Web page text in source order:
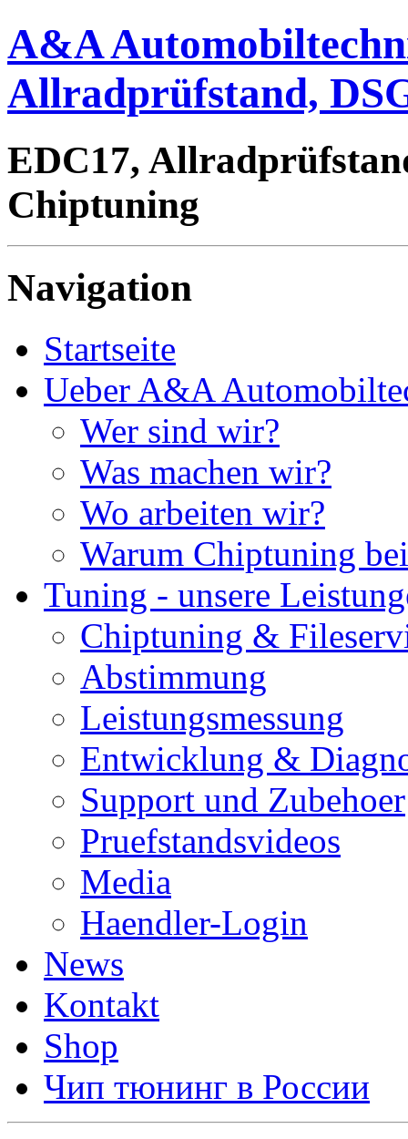
A&A
Allradprüfstand,
EDC17,
Chiptuning
Navigation
Startseite
Ueber A&A
Wer sind wir?
Was machen wir?
Wo arbeiten wir?
Warum Chiptuning
Tuning - unsere
Chiptuning &
Abstimmung
Leistungsmessung
Entwicklung &
Support und Zubehoer
Pruefstandsvideos
Media
Haendler-Login
News
Kontakt
Shop
Чип тюнинг в России